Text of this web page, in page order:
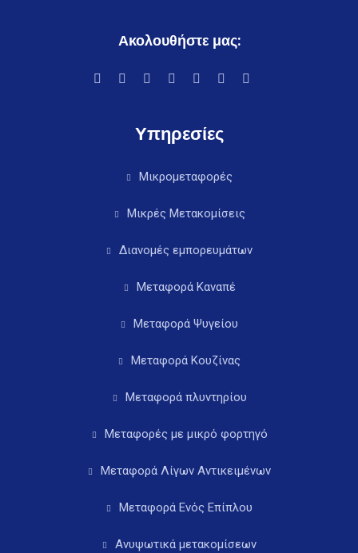
Ακολουθήστε μας:
Υπηρεσίες
Μικρομεταφορές
Μικρές Μετακομίσεις
Διανομές εμπορευμάτων
Μεταφορά Καναπέ
Μεταφορά Ψυγείου
Μεταφορά Κουζίνας
Μεταφορά πλυντηρίου
Μεταφορές με μικρό φορτηγό
Μεταφορά Λίγων Αντικειμένων
Μεταφορά Ενός Επίπλου
Ανυψωτικά μετακομίσεων